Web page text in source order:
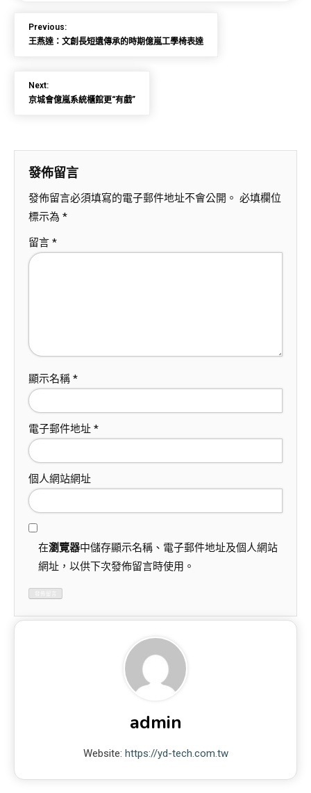
Previous:
王燕達：文創長短遺傳承的時期億嵐工學椅表達
Next:
京城會億嵐系統櫃館更“有戲”
發佈留言
發佈留言必須填寫的電子郵件地址不會公開。 必填欄位
標示為 *
留言 *
顯示名稱 *
電子郵件地址 *
個人網站網址
在瀏覽器中儲存顯示名稱、電子郵件地址及個人網站
網址，以供下次發佈留言時使用。
admin
Website: https://yd-tech.com.tw